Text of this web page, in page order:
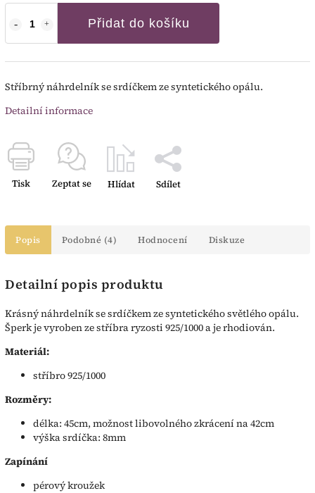
Přidat do košíku
Stříbrný náhrdelník se srdíčkem ze syntetického opálu.
Detailní informace
Tisk Zeptat se Hlídat Sdílet
Popis Podobné (4) Hodnocení Diskuze
Detailní popis produktu
Krásný náhrdelník se srdíčkem ze syntetického světlého opálu.
Šperk je vyroben ze stříbra ryzosti 925/1000 a je rhodiován.
Materiál:
stříbro 925/1000
Rozměry:
délka: 45cm, možnost libovolného zkrácení na 42cm
výška srdíčka: 8mm
Zapínání
pérový kroužek